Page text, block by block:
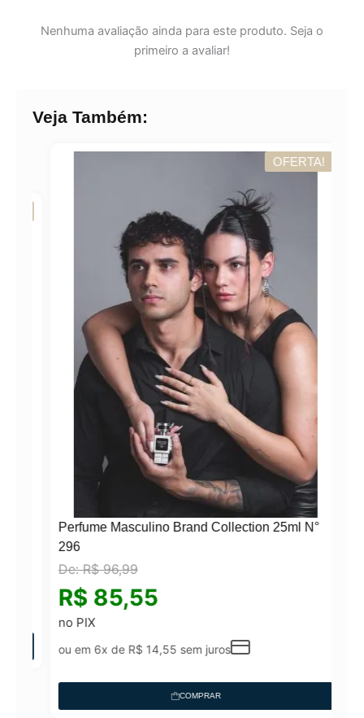
Nenhuma avaliação ainda para este produto. Seja o
primeiro a avaliar!
Veja Também:
OFERTA!
Perfume Masculino Brand Collection 25ml N°
296
De:R$96,99
R$85,55
no PIX
ou em 6x deR$14,55sem juros
COMPRAR